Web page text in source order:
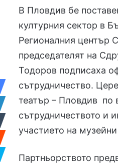
В Пловдив бе
културния сектор в
Регионалния
председателят на
Тодоров подписаха
сътрудничество.
театър – Пловдив по
сътрудничеството и
участието на
Партньорството